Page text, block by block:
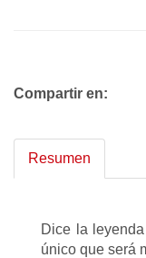
Compartir en:
Resumen
Dice la
único que será